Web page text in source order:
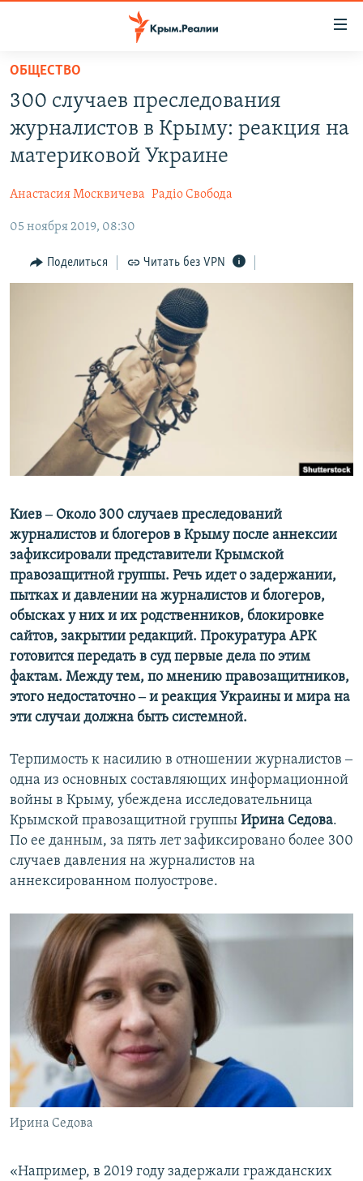
Вернуться
основному
содержанию
Вернутся
главной
Вернутся
поиску
СПЕЦПРОЕКТЫ
11 ЛЕТ ОККУПАЦИИ КРЫМА. 11 ИСТОРИЙ СОПРОТИВЛЕНИЯ
ВОДА
ЕЩЕ
ИНТЕРАКТИВ
ИНФОГРАФИКА
СОВЕТЫ ПРАВОЗАЩИТНИКОВ
ПРОПАВШИЕ БЕЗ ВЕСТИ
ПОБЕДИТЕЛЕЙ НЕ СУДЯТ?
КРЫМ.НЕПОКОРЕННЫЙ
ELIFBE
УКРАИНСКАЯ ПРОБЛЕМА КРЫМА
РАДІО СВОБОДА
КАК ОБОЙТИ БЛОКИРОВКУ
ПРИСОЕДИНЯЙТЕСЬ!
ОБЩЕСТВО
300 случаев преследования
журналистов в Крыму: реакция на
материковой Украине
Анастасия Москвичева Радіо Свобода
05 ноября 2019, 08:30
Поделиться Читать без VPN
Киев ‒ Около 300 случаев преследований
журналистов и блогеров в Крыму после аннексии
зафиксировали представители Крымской
правозащитной группы. Речь идет о задержании,
пытках и давлении на журналистов и блогеров,
обысках у них и их родственников, блокировке
сайтов, закрытии редакций. Прокуратура АРК
готовится передать в суд первые дела по этим
фактам. Между тем, по мнению правозащитников,
этого недостаточно ‒ и реакция Украины и мира на
эти случаи должна быть системной.
Терпимость к насилию в отношении журналистов ‒
одна из основных составляющих информационной
войны в Крыму, убеждена исследовательница
Крымской правозащитной группы Ирина Седова.
По ее данным, за пять лет зафиксировано более 300
случаев давления на журналистов на
аннексированном полуострове.
Ирина Седова
«Например, в 2019 году задержали гражданских